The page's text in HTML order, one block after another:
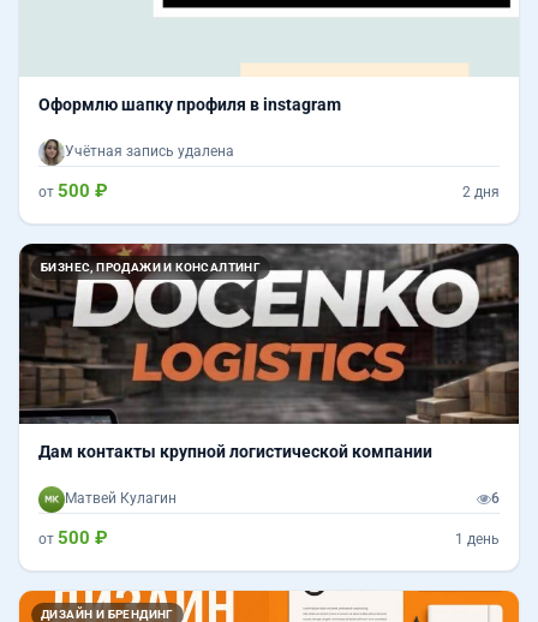
Оформлю шапку профиля в instagram
Учётная запись удалена
от 500 ₽ 2 дня
БИЗНЕС, ПРОДАЖИ И КОНСАЛТИНГ
Дам контакты крупной логистической компании
Матвей Кулагин 6
от 500 ₽ 1 день
ДИЗАЙН И БРЕНДИНГ